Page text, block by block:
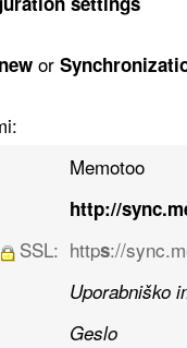
or
Memotoo
http://
SSL: https://
Uporabniško
Geslo